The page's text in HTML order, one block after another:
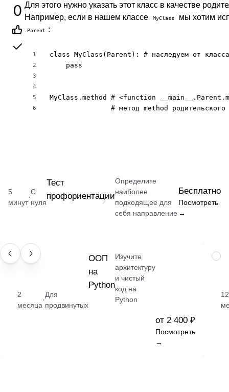
0 Для этого нужно указать этот класс в качестве
Например, если в нашем классе
MyClass мы хотим
Parent :
1
2
3
4
5
6
class MyClass(Parent): # наследуем от
    pass
MyClass.method # <function
# метод method
5
минут
·
С
нуля
Тест
профориентации
Определите
наиболее
подходящее для
себя направление
Бесплатно
Посмотреть
→
НАВЫК
2
месяца
·
Для
продвинутых
ООП
на
Python
Изучите
архитектуру
и чистый
код на
Python
от 2 400 ₽
Посмотреть
→
12